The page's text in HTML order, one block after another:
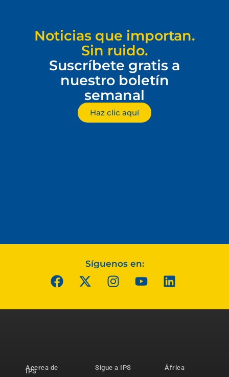
Noticias que importan.
Sin ruido.
Suscríbete gratis a
nuestro boletín
semanal
Haz clic aquí
Síguenos en:
Acerca de
IPS
Sigue a IPS
África